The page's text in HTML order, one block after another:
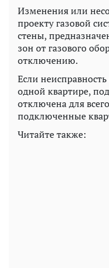
Изменения или
проекту газовой
стены,
зон от газового
отключению.
Если
одной квартире,
отключена для
подключенные
Читайте также: